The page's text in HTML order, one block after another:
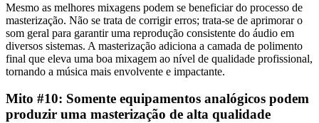
Mesmo as melhores mixagens podem se beneficiar do processo de
masterização. Não se trata de corrigir erros; trata-se de aprimorar o
som geral para garantir uma reprodução consistente do áudio em
diversos sistemas. A masterização adiciona a camada de polimento
final que eleva uma boa mixagem ao nível de qualidade profissional,
tornando a música mais envolvente e impactante.
Mito #10: Somente equipamentos analógicos podem
produzir uma masterização de alta qualidade